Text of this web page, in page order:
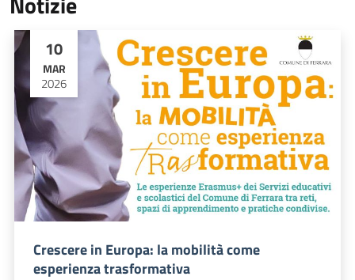
10
MAR
2026
Crescere in Europa: la mobilità come
esperienza trasformativa